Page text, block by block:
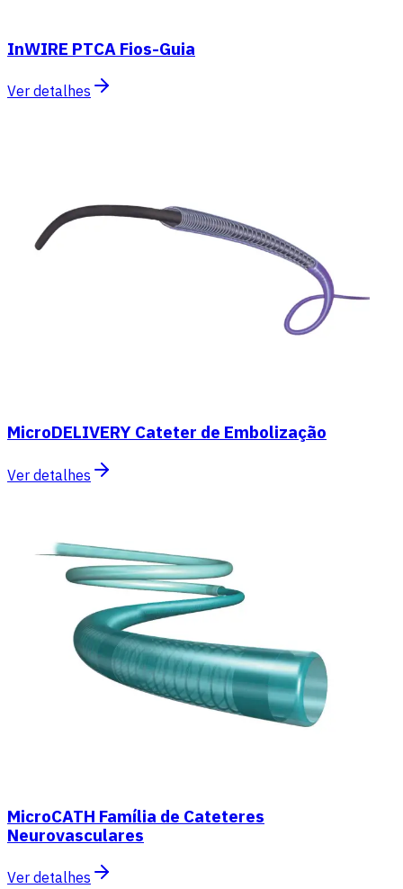
InWIRE PTCA Fios-Guia
Ver detalhes
MicroDELIVERY Cateter de Embolização
Ver detalhes
MicroCATH Família de Cateteres
Neurovasculares
Ver detalhes